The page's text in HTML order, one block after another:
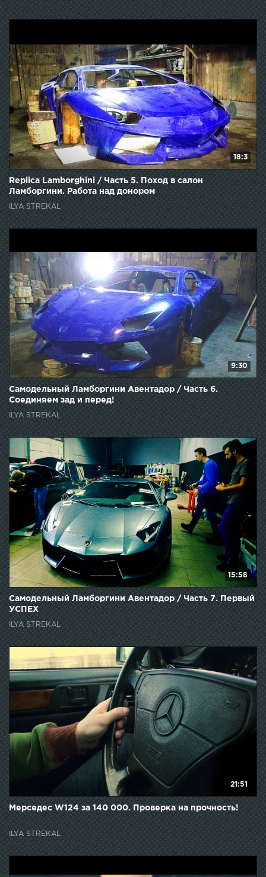
18:3
Replica Lamborghini / Часть 5. Поход в салон
Ламборгини. Работа над донором
ILYA STREKAL
9:30
Самодельный Ламборгини Авентадор / Часть 6.
Соединяем зад и перед!
ILYA STREKAL
15:58
Самодельный Ламборгини Авентадор / Часть 7. Первый
УСПЕХ
ILYA STREKAL
21:51
Мерседес W124 за 140 000. Проверка на прочность!
ILYA STREKAL